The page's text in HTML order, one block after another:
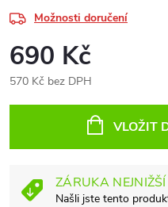
Možnosti doručení
690 Kč
570 Kč bez DPH
VLOŽIT
ZÁRUKA
Našli jste tento